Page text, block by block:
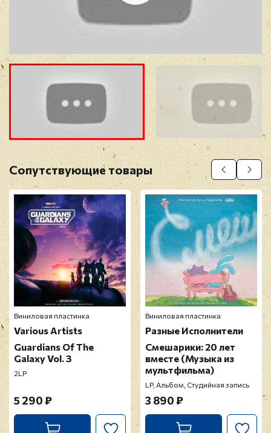
Прикрепить фото
Оставить отзыв
Перед публикацией отзывы проходят
модерацию
Сопутствующие товары
Виниловая пластинка
Various Artists
Guardians Of The
Galaxy Vol. 3
2LP
5 290 ₽
Виниловая пластинка
Разные Исполнители
Смешарики: 20 лет
вместе (Музыка из
мультфильма)
LP, Альбом, Студийная запись
3 890 ₽